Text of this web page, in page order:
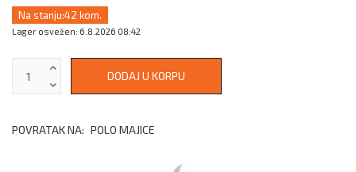
Na stanju:42 kom.
Lager osvežen: 6.8.2026 08:42
POVRATAK NA: POLO MAJICE